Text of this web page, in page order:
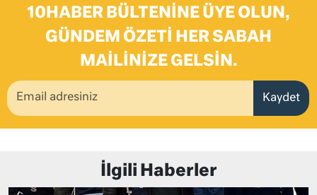
10HABER BÜLTENINE ÜYE OLUN,
GÜNDEM ÖZETI HER SABAH
MAILINIZE GELSIN.
Kaydet
İlgili Haberler